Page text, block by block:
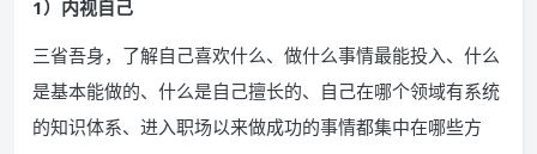
1）内视自己
三省吾身，了解自己喜欢什么、做什么事情最能投入、什么
是基本能做的、什么是自己擅长的、自己在哪个领域有系统
的知识体系、进入职场以来做成功的事情都集中在哪些方